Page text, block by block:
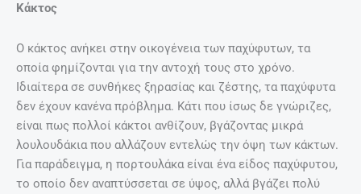
Κάκτος
Ο κάκτος ανήκει στην οικογένεια των παχύφυτων, τα
οποία φημίζονται για την αντοχή τους στο χρόνο.
Ιδιαίτερα σε συνθήκες ξηρασίας και ζέστης, τα παχύφυτα
δεν έχουν κανένα πρόβλημα. Κάτι που ίσως δε γνώριζες,
είναι πως πολλοί κάκτοι ανθίζουν, βγάζοντας μικρά
λουλουδάκια που αλλάζουν εντελώς την όψη των κάκτων.
Για παράδειγμα, η πορτουλάκα είναι ένα είδος παχύφυτου,
το οποίο δεν αναπτύσσεται σε ύψος, αλλά βγάζει πολύ